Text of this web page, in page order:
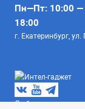
Пн—Пт: 10:00 —
18:00
г. Екатеринбург,
Любое